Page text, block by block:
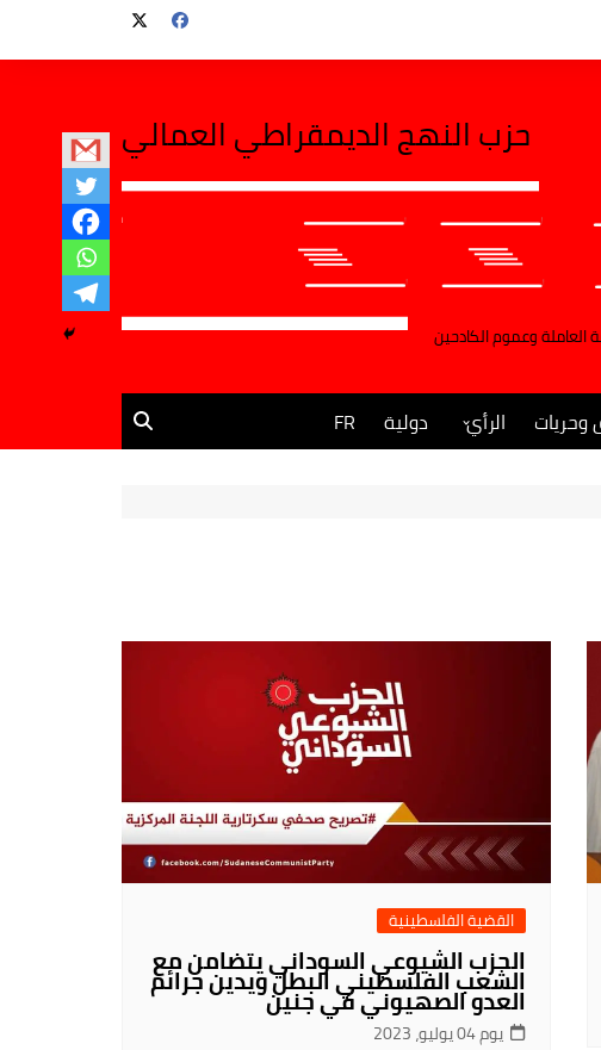
حزب النهج الديمقراطي العمالي
العاملة وعموم الكادحين
الرأي دولية FR
القضية الفلسطينية
الحزب الشيوعي السوداني يتضامن مع
الشعب الفلسطيني البطل ويدين جرائم
العدو الصهيوني في جنين
يوم 04 يوليو، 2023